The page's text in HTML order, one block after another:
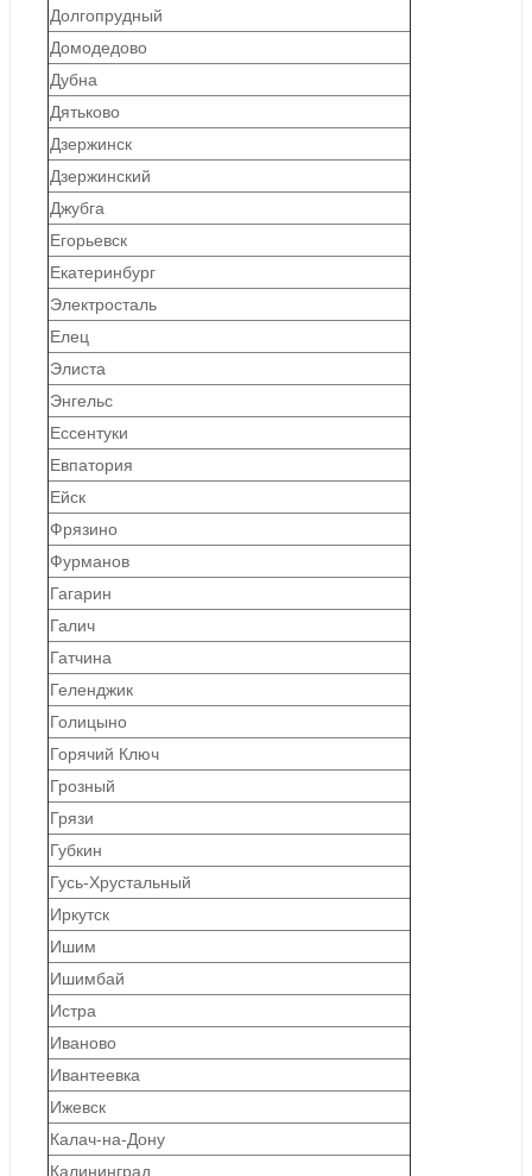
Долгопрудный
Домодедово
Дубна
Дятьково
Дзержинск
Дзержинский
Джубга
Егорьевск
Екатеринбург
Электросталь
Елец
Элиста
Энгельс
Ессентуки
Евпатория
Ейск
Фрязино
Фурманов
Гагарин
Галич
Гатчина
Геленджик
Голицыно
Горячий Ключ
Грозный
Грязи
Губкин
Гусь-Хрустальный
Иркутск
Ишим
Ишимбай
Истра
Иваново
Ивантеевка
Ижевск
Калач-на-Дону
Калининград